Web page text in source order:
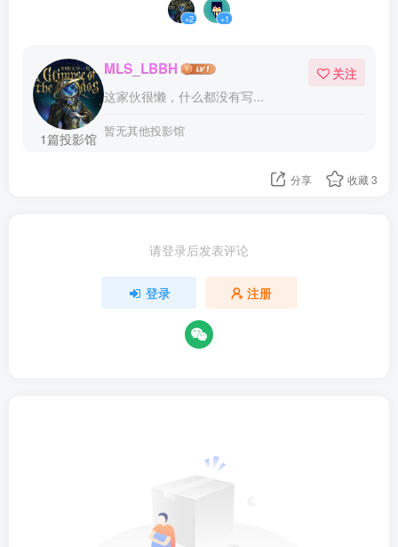
+2 +1
1篇投影馆
MLS_LBBH
这家伙很懒，什么都没有写...
关注
暂无其他投影馆
分享 收藏3
请登录后发表评论
登录 注册